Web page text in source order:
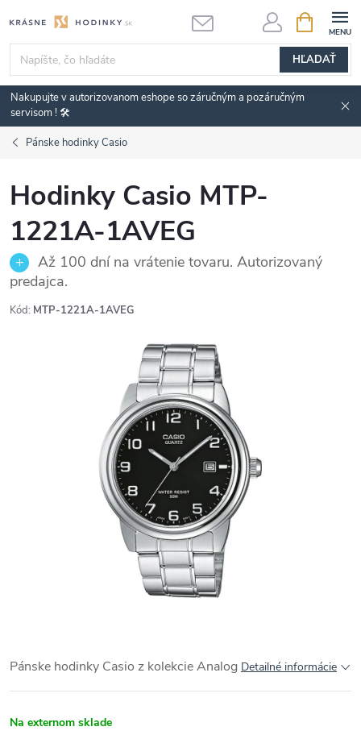
na
obsah
HĽADAŤ
KOŠÍK
Nakupujte v autorizovanom eshope so záručným a pozáručným
servisom ! 🛠️
Pánske hodinky Casio
Hodinky Casio MTP-
1221A-1AVEG
Až 100 dní na vrátenie tovaru. Autorizovaný
predajca.
Kód: MTP-1221A-1AVEG
Pánske hodinky Casio z kolekcieAnalog Detailné informácie
Na externom sklade